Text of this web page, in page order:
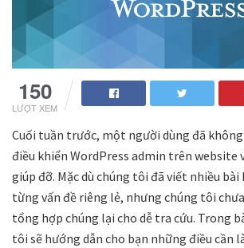
150
LƯỢT XEM
Cuối tuần trước, một người dùng đã
điều khiển WordPress admin trên website
giúp đỡ. Mặc dù chúng tôi đã viết nhiều bài
từng vấn đề riêng lẻ, nhưng chúng tôi
tổng hợp chúng lại cho dễ tra cứu. Trong
tôi sẽ hướng dẫn cho bạn những điều cần